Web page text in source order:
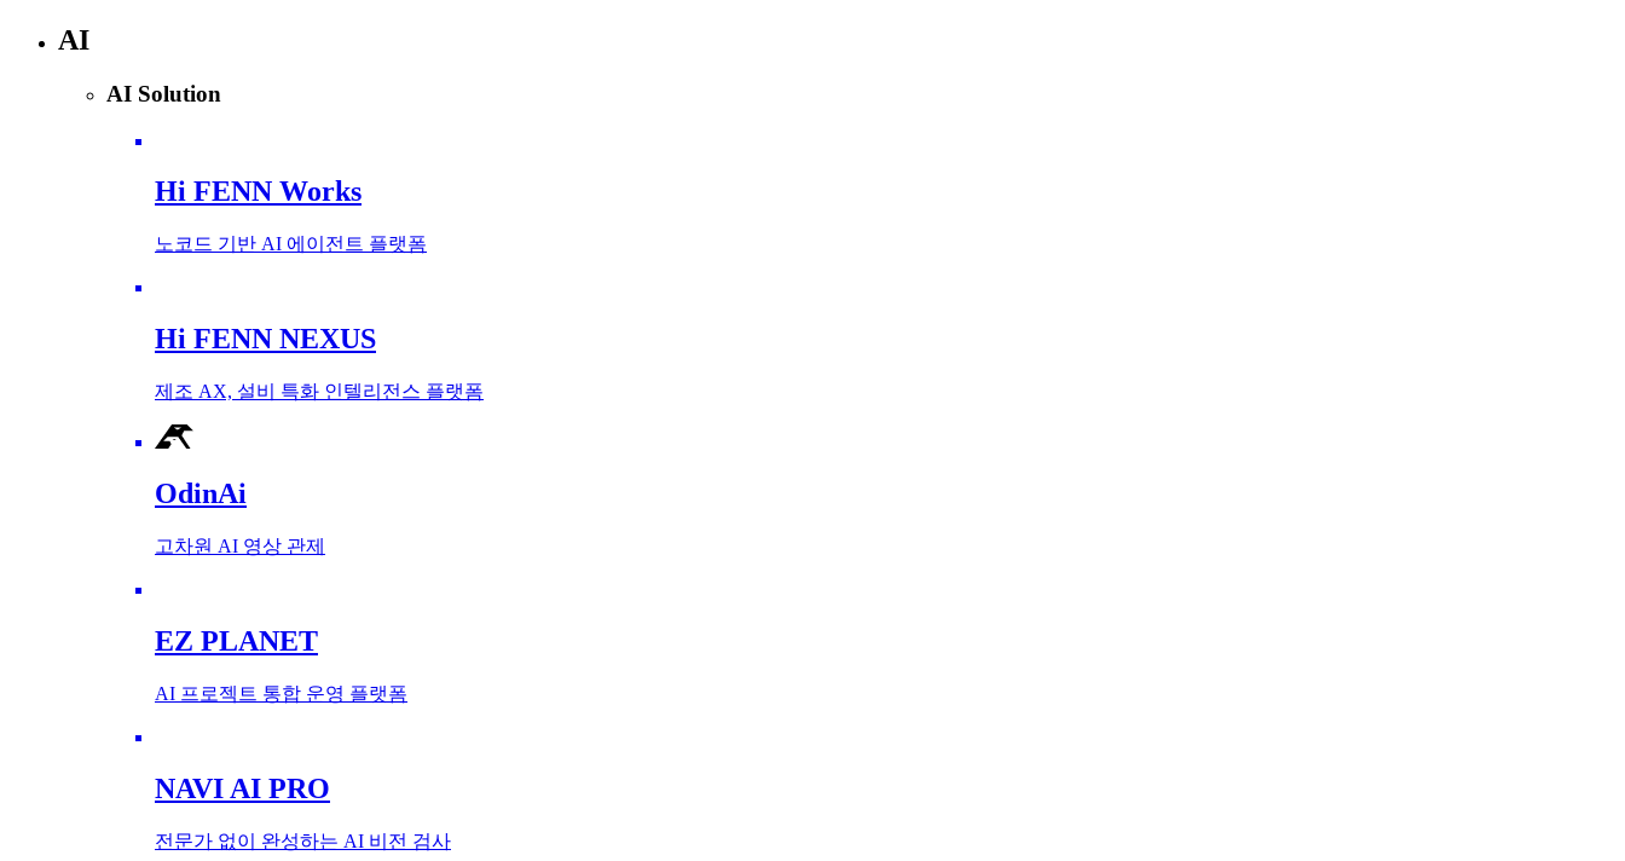
AI
AI Solution
Hi FENN Works
노코드 기반 AI 에이전트 플랫폼
Hi FENN NEXUS
제조 AX, 설비 특화 인텔리전스 플랫폼
OdinAi
고차원 AI 영상 관제
EZ PLANET
AI 프로젝트 통합 운영 플랫폼
NAVI AI PRO
전문가 없이 완성하는 AI 비전 검사